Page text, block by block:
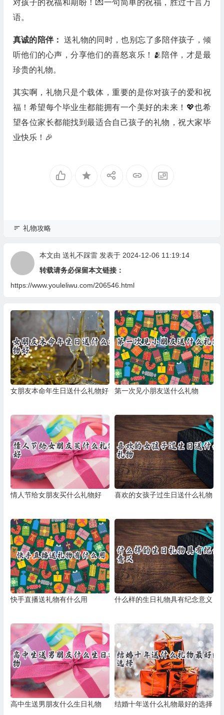
对孩子的祝福和期盼！💌一句简单的祝福，胜过千言万
语。
真诚的陪伴：送礼物的同时，也别忘了多陪伴孩子，倾
听他们的心声，分享他们的喜怒哀乐！🫂陪伴，才是最
珍贵的礼物。
其实啊，礼物只是个载体，重要的是你对孩子的爱和祝
福！希望每个毕业生都能拥有一个美好的未来！💖也希
望各位家长都能找到最适合自己孩子的礼物，祝大家毕
业快乐！🎉
礼物攻略
本文由 送礼不踩雷发表于 2024-12-06 11:19:14
转载请务必保留本文链接：
https://www.youleliwu.com/206546.html
女朋友本命年生日送什么礼物好 第一次见小朋友送什么礼物
情人节给女朋友买什么礼物好 喜欢的女孩子过生日送什么礼物
快手直播送礼物有什么用 什么样的生日礼物具有纪念意义
高中生送男朋友什么生日礼物 结婚十年送什么礼物最好的选择